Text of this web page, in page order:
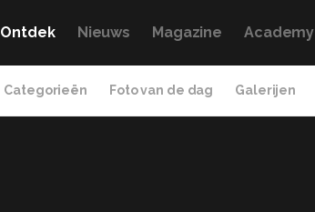
Ontdek Nieuws Magazine Academy
Categorieën Foto van de dag Galerijen